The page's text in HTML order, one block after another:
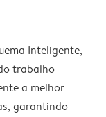
Inteligente,
trabalho
a melhor
garantindo